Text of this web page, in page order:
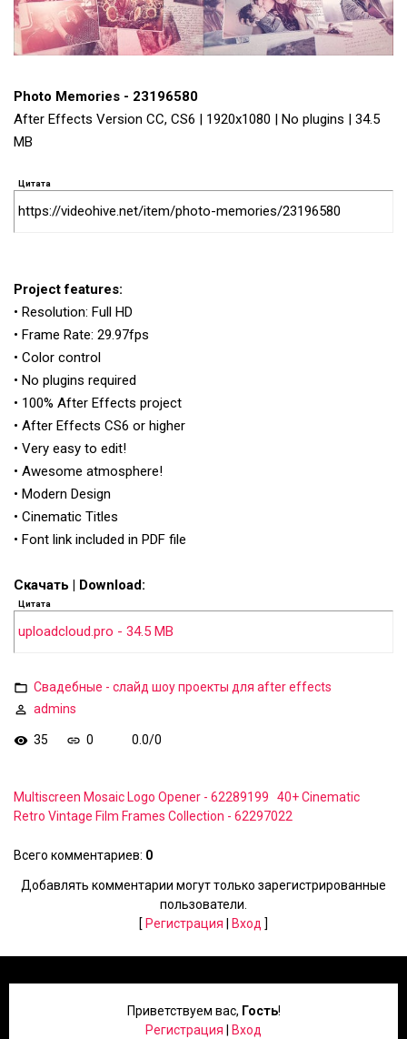
Photo Memories - 23196580
After Effects Version CC, CS6 | 1920x1080 | No plugins | 34.5
MB
Цитата
https://videohive.net/item/photo-memories/23196580
Project features:
• Resolution: Full HD
• Frame Rate: 29.97fps
• Color control
• No plugins required
• 100% After Effects project
• After Effects CS6 or higher
• Very easy to edit!
• Awesome atmosphere!
• Modern Design
• Cinematic Titles
• Font link included in PDF file
Скачать | Download:
Цитата
uploadcloud.pro - 34.5 MB
Свадебные - слайд шоу проекты для after effects
admins
35 0 0.0/0
Multiscreen Mosaic Logo Opener - 62289199
40+ Cinematic
Retro Vintage Film Frames Collection - 62297022
Всего комментариев: 0
Добавлять комментарии могут только зарегистрированные
пользователи.
[ Регистрация Вход ]
Приветствуем вас, Гость!
Регистрация
Вход